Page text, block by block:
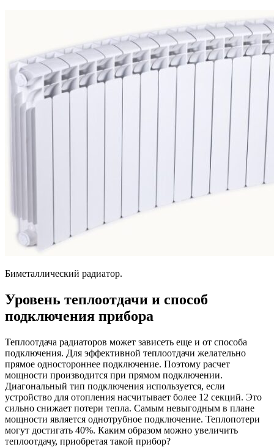
Биметаллический радиатор.
Уровень теплоотдачи и способ
подключения прибора
Теплоотдача радиаторов может зависеть еще и от способа
подключения. Для эффективной теплоотдачи желательно
прямое одностороннее подключение. Поэтому расчет
мощности производится при прямом подключении.
Диагональный тип подключения используется, если
устройство для отопления насчитывает более 12 секций. Это
сильно снижает потери тепла. Самым невыгодным в плане
мощности является однотрубное подключение. Теплопотери
могут достигать 40%. Каким образом можно увеличить
теплоотдачу, приобретая такой прибор?